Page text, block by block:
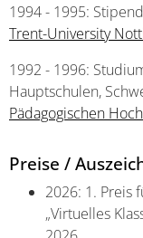
1994 - 1995:
Trent-University
1992 - 1996:
Hauptschulen,
Pädagogischen
Preise /
2026: 1. Preis
„Virtuelles